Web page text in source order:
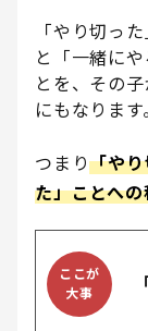
「やり切っ
と「一緒に
とを、その
にもなります
つまり「や
た」ことへ
ここが
大事